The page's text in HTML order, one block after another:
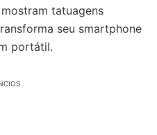
tatuagens
seu smartphone
portátil.